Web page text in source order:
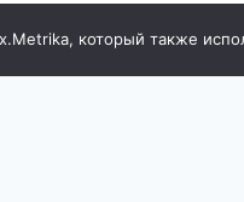
который также